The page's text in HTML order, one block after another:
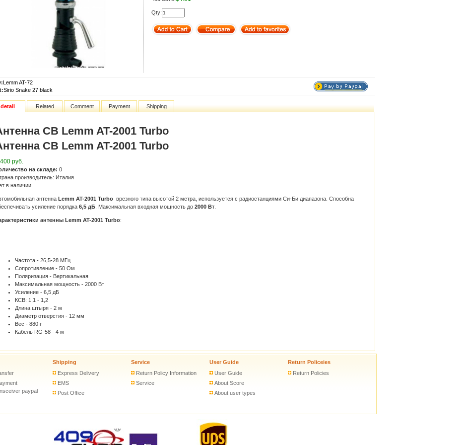
Qty:
Lemm AT-72
Sirio Snake 27 black
detail Related Comment Payment Shipping
СВ Lemm AT-2001 Turbo
СВ Lemm AT-2001 Turbo
руб.
на складе: 0
производитель: Италия
в наличии
антенна Lemm AT-2001 Turbo врезного типа высотой 2 метра, используется с радиостанциями Си-Би диапазона. Способна
усиление порядка 6,5 дБ . Максимальная входная мощность до 2000 Вт
антенны Lemm AT-2001 Turbo:
Частота - 26,5-28 МГц
Сопротивление - 50 Ом
Поляризация - Вертикальная
Максимальная мощность - 2000 Вт
Усиление - 6,5 дБ
КСВ: 1,1 - 1,2
Длина штыря - 2 м
Диаметр отверстия - 12 мм
Вес - 880 г
Кабель RG-58 - 4 м
paypal
Shipping
Express Delivery
EMS
Post Office
Service
Return Policy Information
Service
User Guide
User Guide
About Score
About user types
Return Policeies
Return Policies